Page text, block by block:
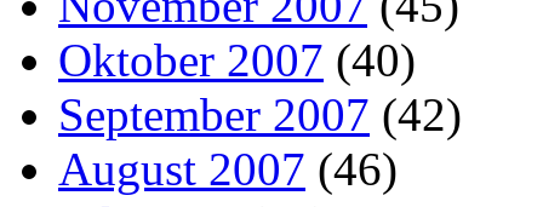
Oktober 2007 (40)
September 2007 (42)
August 2007 (46)